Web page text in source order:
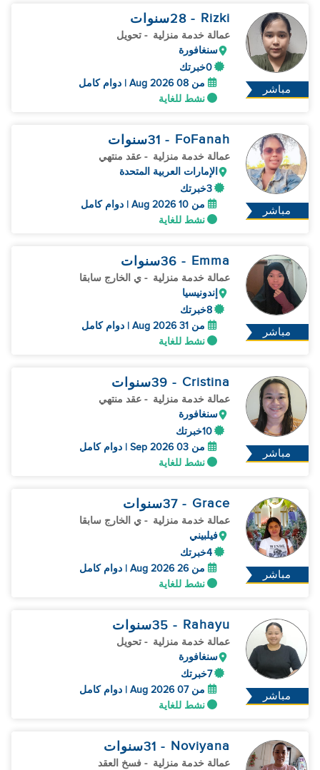
مباشر
Rizki
- 28 سنوات
عمالة خدمة منزلية - تحويل
سنغافورة
0خبرتك
من 08 Aug 2026 | دوام كامل
نشط للغاية
مباشر
FoFanah
- 31 سنوات
عمالة خدمة منزلية - عقد منتهي
الإمارات العربية المتحدة
3خبرتك
من 10 Aug 2026 | دوام كامل
نشط للغاية
مباشر
Emma
- 36 سنوات
عمالة خدمة منزلية - ي الخارج سابقا
إندونيسيا
8خبرتك
من 31 Aug 2026 | دوام كامل
نشط للغاية
مباشر
Cristina
- 39 سنوات
عمالة خدمة منزلية - عقد منتهي
سنغافورة
10خبرتك
من 03 Sep 2026 | دوام كامل
نشط للغاية
مباشر
Grace
- 37 سنوات
عمالة خدمة منزلية - ي الخارج سابقا
فيلبيني
4خبرتك
من 26 Aug 2026 | دوام كامل
نشط للغاية
مباشر
Rahayu
- 35 سنوات
عمالة خدمة منزلية - تحويل
سنغافورة
7خبرتك
من 07 Aug 2026 | دوام كامل
نشط للغاية
Noviyana
- 31 سنوات
عمالة خدمة منزلية - فسخ العقد